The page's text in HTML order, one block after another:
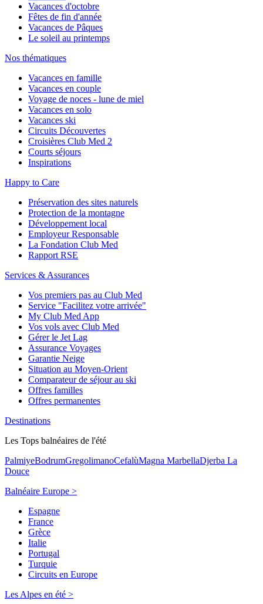
Vacances d'octobre
Fêtes de fin d'année
Vacances de Pâques
Le soleil au printemps
Nos thématiques
Vacances en famille
Vacances en couple
Voyage de noces - lune de miel
Vacances en solo
Vacances ski
Circuits Découvertes
Croisières Club Med 2
Courts séjours
Inspirations
Happy to Care
Préservation des sites naturels
Protection de la montagne
Développement local
Employeur Responsable
La Fondation Club Med
Rapport RSE
Services & Assurances
Vos premiers pas au Club Med
Service "Facilitez votre arrivée"
My Club Med App
Vos vols avec Club Med
Gérer le Jet Lag
Assurance Voyages
Garantie Neige
Situation au Moyen-Orient
Comparateur de séjour au ski
Offres familles
Offres permanentes
Destinations
Les Tops balnéaires de l'été
PalmiyeBodrumGregolimanoCefalùMagna MarbellaDjerba La
Douce
Balnéaire Europe >
Espagne
France
Grèce
Italie
Portugal
Turquie
Circuits en Europe
Les Alpes en été >